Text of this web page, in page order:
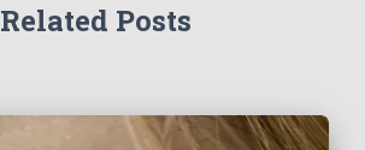
Related Posts